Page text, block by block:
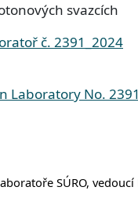
svazcích
č. 2391_2024
Laboratory No.
SÚRO,